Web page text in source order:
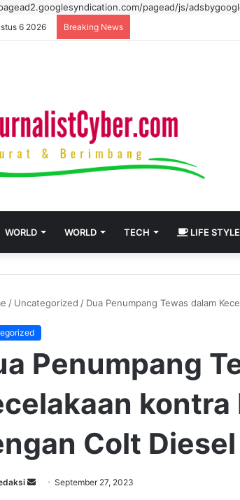
pagead/js/
6 2026 Breaking News
WORLD WORLD TECH LIFE STYLE
/ Uncategorized / Dua Penumpang Tewas dalam
Penumpang
Colt Diesel
SendSeptember 27, 2023